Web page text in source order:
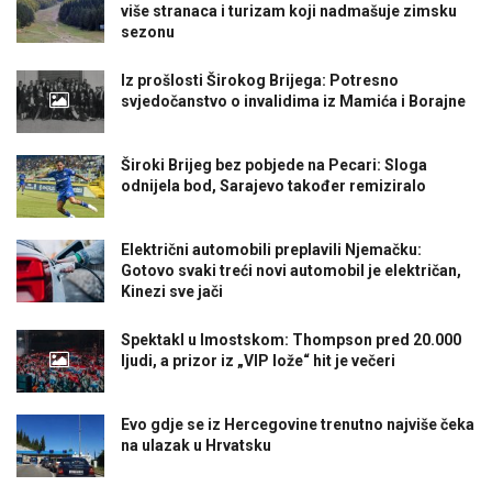
više stranaca i turizam koji nadmašuje zimsku
sezonu
Iz prošlosti Širokog Brijega: Potresno
svjedočanstvo o invalidima iz Mamića i Borajne
Široki Brijeg bez pobjede na Pecari: Sloga
odnijela bod, Sarajevo također remiziralo
Električni automobili preplavili Njemačku:
Gotovo svaki treći novi automobil je električan,
Kinezi sve jači
Spektakl u Imostskom: Thompson pred 20.000
ljudi, a prizor iz „VIP lože“ hit je večeri
Evo gdje se iz Hercegovine trenutno najviše čeka
na ulazak u Hrvatsku